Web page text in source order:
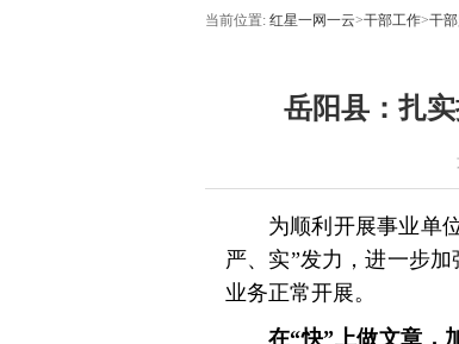
当前位置: 红星一网一云>干部工作>干
岳阳县：扎
为顺利开展事业单
严、实”发力，进一步
业务正常开展。
在“快”上做文章，